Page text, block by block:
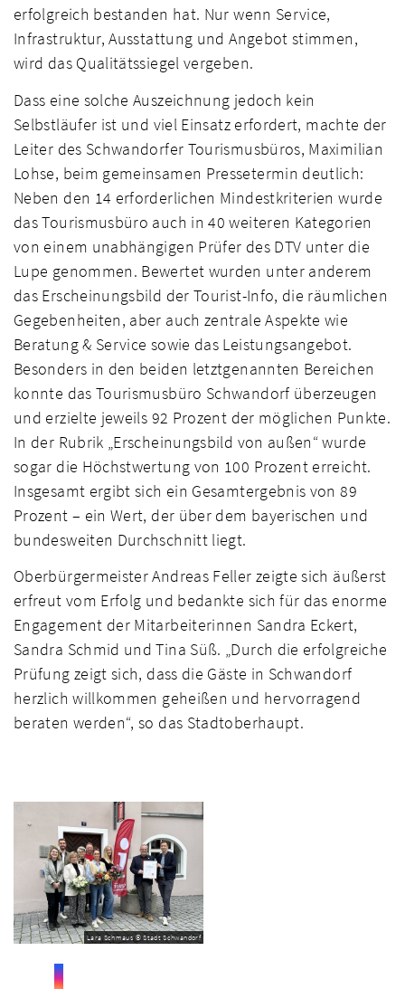
erfolgreich bestanden hat. Nur wenn Service,
Infrastruktur, Ausstattung und Angebot stimmen,
wird das Qualitätssiegel vergeben.
Dass eine solche Auszeichnung jedoch kein
Selbstläufer ist und viel Einsatz erfordert, machte der
Leiter des Schwandorfer Tourismusbüros, Maximilian
Lohse, beim gemeinsamen Pressetermin deutlich:
Neben den 14 erforderlichen Mindestkriterien wurde
das Tourismusbüro auch in 40 weiteren Kategorien
von einem unabhängigen Prüfer des DTV unter die
Lupe genommen. Bewertet wurden unter anderem
das Erscheinungsbild der Tourist-Info, die räumlichen
Gegebenheiten, aber auch zentrale Aspekte wie
Beratung & Service sowie das Leistungsangebot.
Besonders in den beiden letztgenannten Bereichen
konnte das Tourismusbüro Schwandorf überzeugen
und erzielte jeweils 92 Prozent der möglichen Punkte.
In der Rubrik „Erscheinungsbild von außen“ wurde
sogar die Höchstwertung von 100 Prozent erreicht.
Insgesamt ergibt sich ein Gesamtergebnis von 89
Prozent – ein Wert, der über dem bayerischen und
bundesweiten Durchschnitt liegt.
Oberbürgermeister Andreas Feller zeigte sich äußerst
erfreut vom Erfolg und bedankte sich für das enorme
Engagement der Mitarbeiterinnen Sandra Eckert,
Sandra Schmid und Tina Süß. „Durch die erfolgreiche
Prüfung zeigt sich, dass die Gäste in Schwandorf
herzlich willkommen geheißen und hervorragend
beraten werden“, so das Stadtoberhaupt.
Lara Schmaus © Stadt Schwandorf